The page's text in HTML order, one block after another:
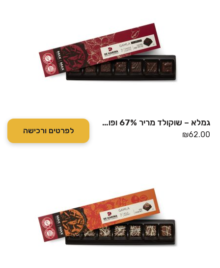
גמלא – שוקולד מריר 67% ופולי קקאו – דה קרינה
₪62.00 לפרטים ורכישה